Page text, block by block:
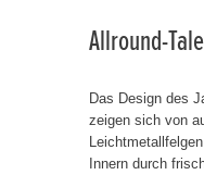
Allround-
Das Design des
zeigen sich von
Innern durch